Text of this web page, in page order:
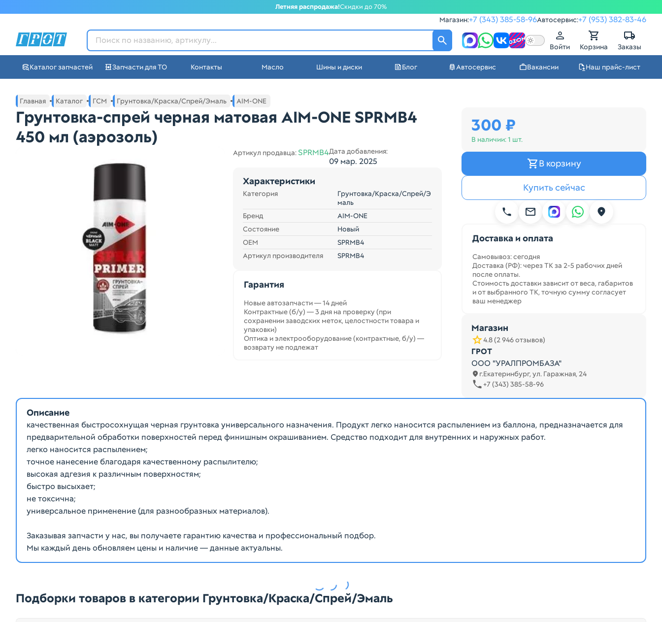
Летняя распродажа!Скидки до 70%
Магазин:+7 (343) 385-58-96Автосервис:+7 (953) 382-83-46
ГРОТ - Автозапчасти в Екатеринбурге
Войти Корзина Заказы
Каталог запчастей Запчасти для ТО Контакты Масло Шины и диски Блог Автосервис Вакансии Наш прайс-лист
Основное меню навигации интернет-магазина автозапчастей в Екатеринбурге
Главная Каталог ГСМ Грунтовка/Краска/Спрей/Эмаль AIM-ONE
Грунтовка-спрей черная матовая AIM-ONE SPRMB4
450 мл (аэрозоль)
Артикул продавца: SPRMB4Дата добавления:
09 мар. 2025
Характеристики
Категория
Грунтовка/Краска/Спрей/Э
маль
Бренд
AIM-ONE
Состояние
Новый
ОЕМ
SPRMB4
Артикул производителя
SPRMB4
Гарантия
Новые автозапчасти — 14 дней
Контрактные (б/у) — 3 дня на проверку (при
сохранении заводских меток, целостности товара и
упаковки)
Оптика и электрооборудование (контрактные, б/у) —
возврату не подлежат
300 ₽
В наличии:1 шт.
В корзину
Купить сейчас
Доставка и оплата
Самовывоз: сегодня
Доставка (РФ): через ТК за 2-5 рабочих дней
после оплаты.
Стоимость доставки зависит от веса, габаритов
и от выбранного ТК, точную сумму согласует
ваш менеджер
Магазин
4.8 (2 946 отзывов)
ГРОТ
ООО "УРАЛПРОМБАЗА"
г.Екатеринбург, ул. Гаражная, 24
+7 (343) 385-58-96
Описание
качественная быстросохнущая черная грунтовка универсального назначения. Продукт легко наносится распылением из баллона, предназначается для
предварительной обработки поверхностей перед финишным окрашиванием. Средство подходит для внутренних и наружных работ.
легко наносится распылением;
точное нанесение благодаря качественному распылителю;
высокая адгезия к различным поверхностям;
быстро высыхает;
не токсична;
универсальное применение (для разнообразных материалов).
Заказывая запчасти у нас, вы получаете гарантию качества и профессиональный подбор.
Мы каждый день обновляем цены и наличие — данные актуальны.
Подборки товаров в категории Грунтовка/Краска/Спрей/Эмаль